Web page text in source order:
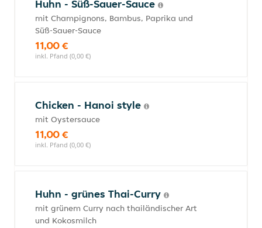
Huhn - Süß-Sauer-Sauce
mit Champignons, Bambus, Paprika und
Süß-Sauer-Sauce
11,00 €
inkl. Pfand (0,00 €)
Chicken - Hanoi style
mit Oystersauce
11,00 €
inkl. Pfand (0,00 €)
Huhn - grünes Thai-Curry
mit grünem Curry nach thailändischer Art
und Kokosmilch